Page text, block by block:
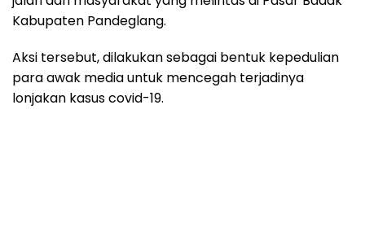
Kabupaten Pandeglang.
Aksi tersebut, dilakukan sebagai bentuk kepedulian
para awak media untuk mencegah terjadinya
lonjakan kasus covid-19.